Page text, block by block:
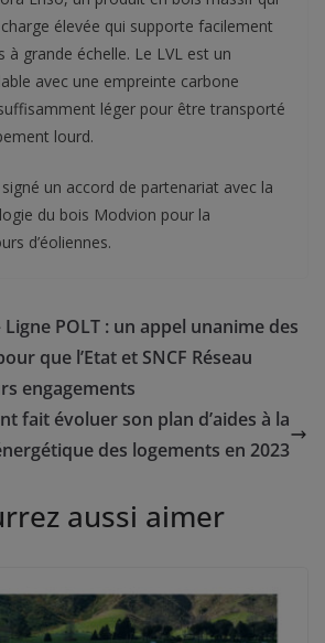
élevée qui supporte facilement
à grande échelle. Le LVL est un
avec une empreinte carbone
léger pour être transporté
lourd.
un accord de partenariat avec la
du bois Modvion pour la
d’éoliennes.
POLT : un appel unanime des
que l’Etat et SNCF Réseau
engagements
fait évoluer son plan d’aides à la
des logements en 2023
aussi aimer